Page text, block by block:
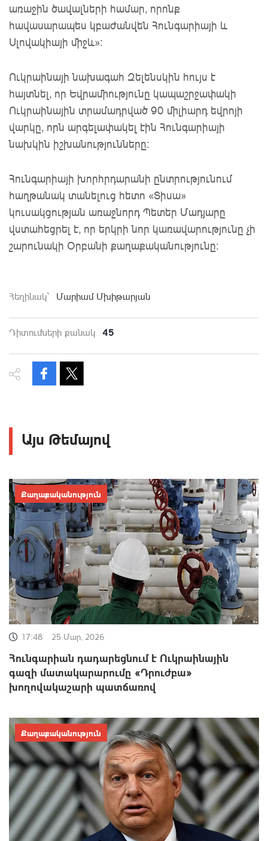
առաջին ծավալների համար, որոնք
հավասարապես կբաժանվեն Հունգարիայի և
Սլովակիայի միջև»։
Ուկրաինայի նախագահ Զելենսկին հույս է
հայտնել, որ Եվրամիությունը կապաշրջափակի
Ուկրաինային տրամադրված 90 միլիարդ եվրոյի
վարկը, որն արգելափակել էին Հունգարիայի
նախկին իշխանությունները։
Հունգարիայի խորհրդարանի ընտրությունում
հաղթանակ տանելուց հետո «Տիսա»
կուսակցության առաջնորդ Պետեր Մադյարը
վստահեցրել է, որ երկրի նոր կառավարությունը չի
շարունակի Օրբանի քաղաքականությունը։
Հեղինակ` Մարիամ Մխիթարյան
Դիտումների քանակ 45
Այս Թեմայով
17:48 25 Մար, 2026
Հունգարիան դադարեցնում է Ուկրաինային
գազի մատակարարումը «Դրուժբա»
խողովակաշարի պատճառով
Քաղաքականություն
Քաղաքականություն